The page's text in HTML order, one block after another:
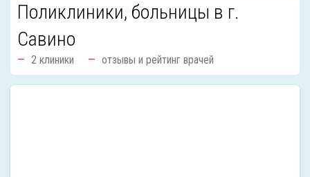
Поликлиники, больницы в г.
Савино
2 клиники отзывы и рейтинг врачей